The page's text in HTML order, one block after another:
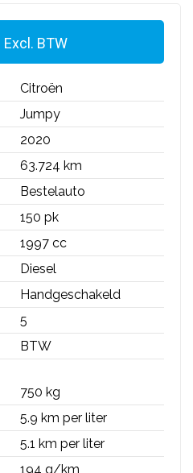
Excl. BTW
Citroën
Jumpy
2020
63.724 km
Bestelauto
150 pk
1997 cc
Diesel
Handgeschakeld
5
BTW
750 kg
5.9 km per liter
5.1 km per liter
194 g/km